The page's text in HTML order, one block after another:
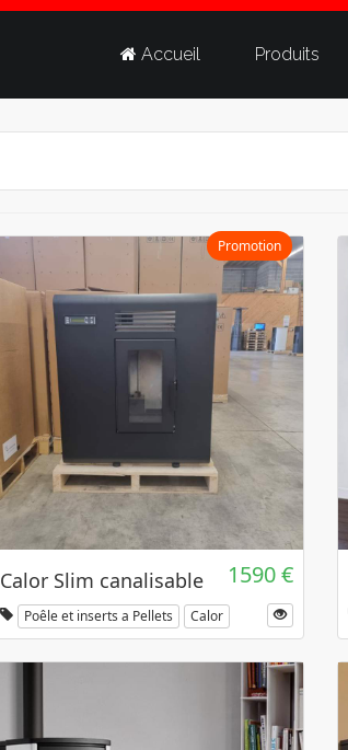
Accueil Produits
Promotion
Calor Slim canalisable 1590 €
Poêle et inserts a Pellets Calor